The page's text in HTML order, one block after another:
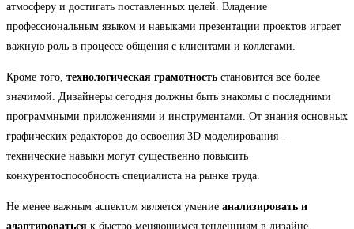
атмосферу и достигать поставленных целей. Владение
профессиональным языком и навыками презентации проектов играет
важную роль в процессе общения с клиентами и коллегами.
Кроме того, технологическая грамотность становится все более
значимой. Дизайнеры сегодня должны быть знакомы с последними
программными приложениями и инструментами. От знания основных
графических редакторов до освоения 3D-моделирования –
технические навыки могут существенно повысить
конкурентоспособность специалиста на рынке труда.
Не менее важным аспектом является умение анализировать и
адаптироваться к быстро меняющимся тенденциям в дизайне.